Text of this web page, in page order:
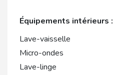
Équipements intérieurs :
Lave-vaisselle
Micro-ondes
Lave-linge